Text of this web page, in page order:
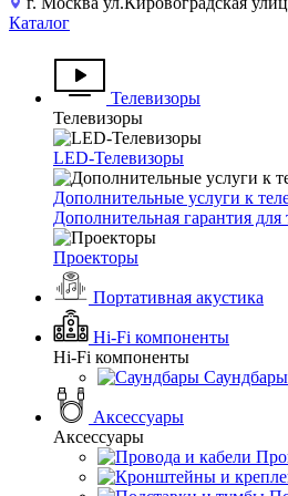
Каталог
Телевизоры
Телевизоры
LED-Телевизоры
Дополнительные услуги к
Дополнительная гарантия для
Проекторы
Портативная акустика
Hi-Fi компоненты
Hi-Fi компоненты
Саундбары
Аксессуары
Аксессуары